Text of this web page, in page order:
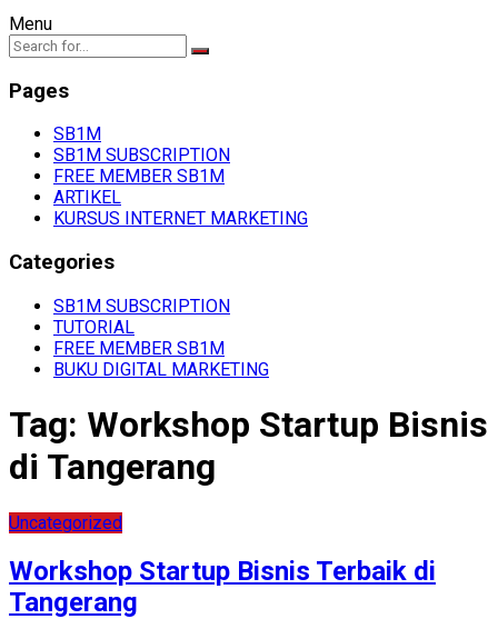
Menu
Pages
SB1M
SB1M SUBSCRIPTION
FREE MEMBER SB1M
ARTIKEL
KURSUS INTERNET MARKETING
Categories
SB1M SUBSCRIPTION
TUTORIAL
FREE MEMBER SB1M
BUKU DIGITAL MARKETING
Tag: Workshop Startup Bisnis
di Tangerang
Uncategorized
Workshop Startup Bisnis Terbaik di
Tangerang